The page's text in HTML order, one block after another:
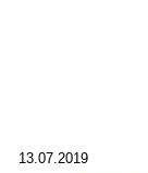
13.07.2019